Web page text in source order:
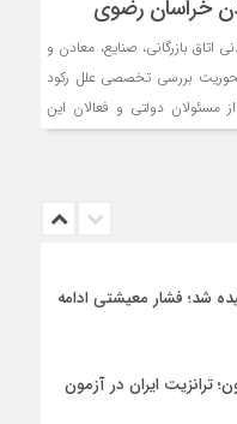
خراسان رضوی
بازرگانی، صنایع، معادن و
بررسی تخصصی علل رکود
مسئولان دولتی و فعالان این
شد؛ فشار معیشتی ادامه
ترانزیت ایران در آزمون